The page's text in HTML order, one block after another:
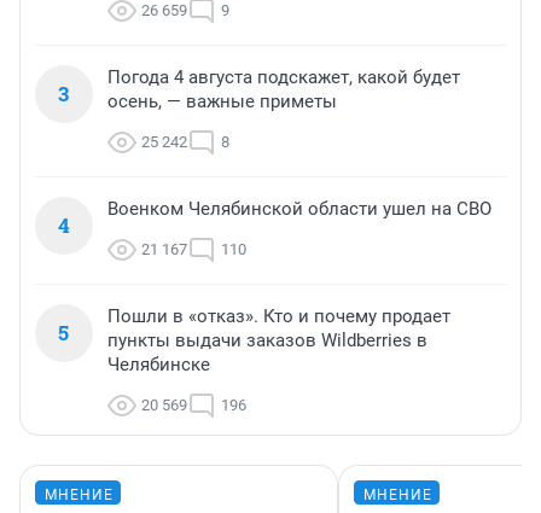
26 659 9
3
Погода 4 августа подскажет, какой будет
осень, — важные приметы
25 242 8
4
Военком Челябинской области ушел на СВО
21 167 110
5
Пошли в «отказ». Кто и почему продает
пункты выдачи заказов Wildberries в
Челябинске
20 569 196
МНЕНИЕ МНЕНИЕ